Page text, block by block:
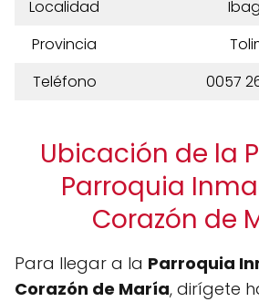
Localidad
Provincia
Teléfono
0057
Ubicación de la
Parroquia
Corazón de
Para llegar a la Parroquia
Corazón de María, dirígete